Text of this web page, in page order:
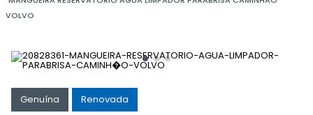
VOLVO
Genuína Renovada